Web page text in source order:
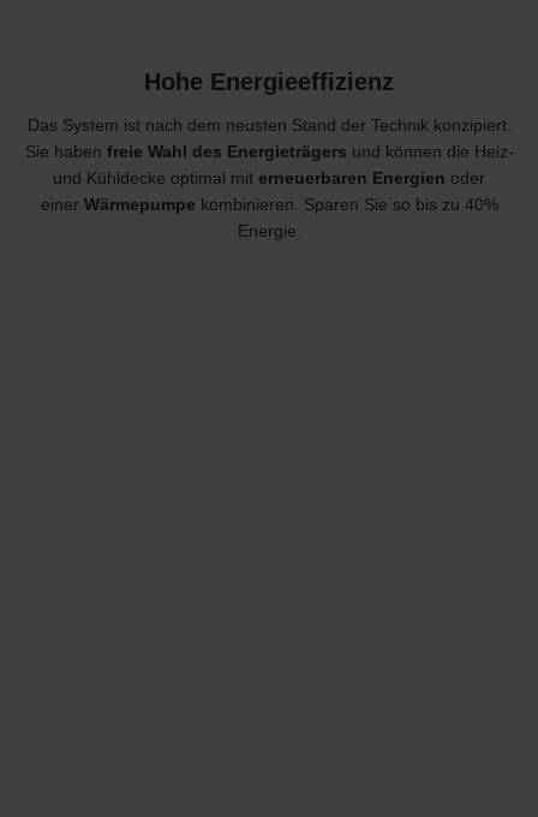
Hohe Energieeffizienz
Das System ist nach dem neusten Stand der Technik konzipiert.
Sie haben freie Wahl des Energieträgers und können die Heiz-
und Kühldecke optimal mit erneuerbaren Energien oder
einer Wärmepumpe kombinieren. Sparen Sie so bis zu 40%
Energie.